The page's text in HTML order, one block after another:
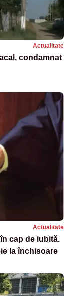
Actualitate
condamnat
Actualitate
cap de iubită.
la închisoare